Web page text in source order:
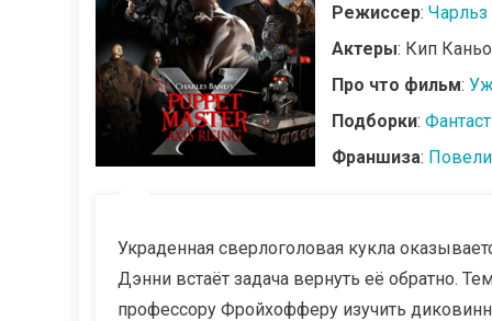
Режиссер:
Актеры: Кип
Про что фильм:
Подборки:
Франшиза:
Украденная сверлоголовая кукла
Дэнни встаёт задача вернуть её обратно.
профессору Фройхофферу изучить